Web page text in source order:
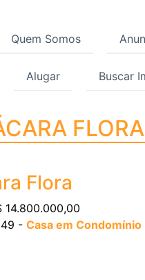
Quem Somos
Alugar Buscar
Flora
14.800.000,00
- Casa em Condomínio